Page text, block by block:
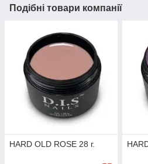
Подібні товари компанії
HARD OLD ROSE 28 г.